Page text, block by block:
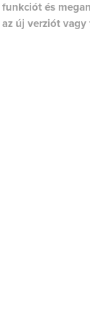
funkciót és
az új verziót vagy